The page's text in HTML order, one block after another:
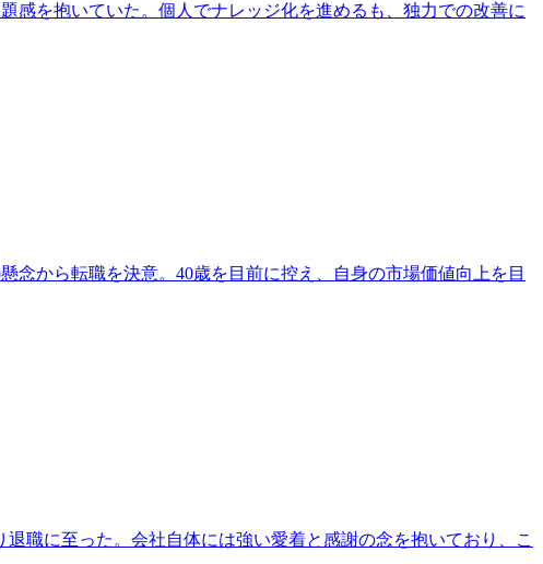
感を抱いていた。個人でナレッジ化を進めるも、独力での改善に
念から転職を決意。40歳を目前に控え、自身の市場価値向上を目
職に至った。会社自体には強い愛着と感謝の念を抱いており、こ